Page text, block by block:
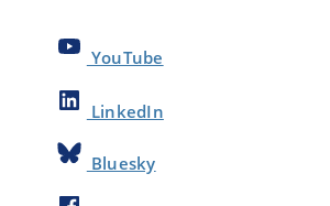
YouTube
LinkedIn
Bluesky